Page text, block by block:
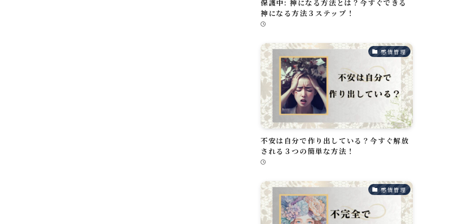
保護中: 神になる方法とは？今すぐできる
神になる方法３ステップ！
感情管理
不安は自分で作り出している？今すぐ解放
される３つの簡単な方法！
感情管理